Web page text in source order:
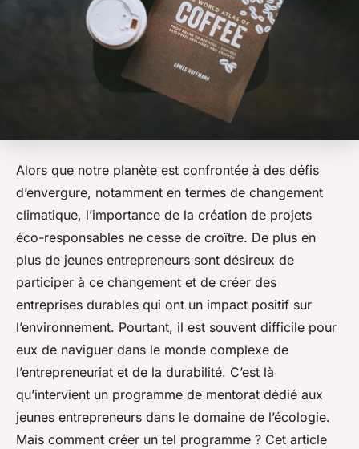
Alors que notre planète est confrontée à des défis
d’envergure, notamment en termes de changement
climatique, l’importance de la création de projets
éco-responsables ne cesse de croître. De plus en
plus de jeunes entrepreneurs sont désireux de
participer à ce changement et de créer des
entreprises durables qui ont un impact positif sur
l’environnement. Pourtant, il est souvent difficile pour
eux de naviguer dans le monde complexe de
l’entrepreneuriat et de la durabilité. C’est là
qu’intervient un programme de mentorat dédié aux
jeunes entrepreneurs dans le domaine de l’écologie.
Mais comment créer un tel programme ? Cet article